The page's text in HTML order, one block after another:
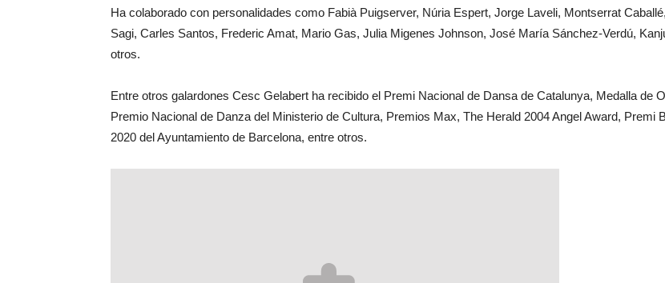
Ha colaborado con personalidades como Fabià Puigserver, Núria Espert, Jorge Laveli, Montserrat
Sagi, Carles Santos, Frederic Amat, Mario Gas, Julia Migenes Johnson, José María Sánchez-Verdú,
otros.
Entre otros galardones Cesc Gelabert ha recibido el Premi Nacional de Dansa de Catalunya, Medalla de
Premio Nacional de Danza del Ministerio de Cultura, Premios Max, The Herald 2004 Angel Award,
2020 del Ayuntamiento de Barcelona, entre otros.